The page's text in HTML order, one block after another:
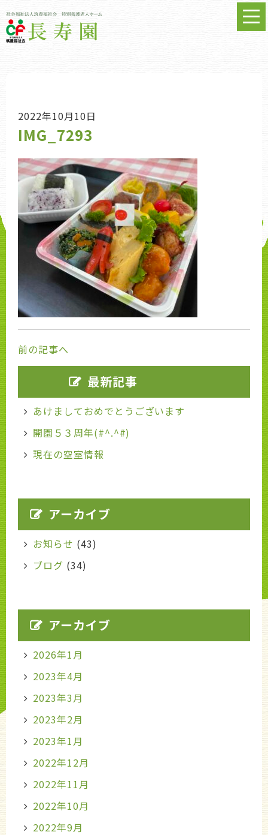
2022年10月10日
IMG_7293
前の記事へ
最新記事
あけましておめでとうございます
開園５３周年(#^.^#)
現在の空室情報
アーカイブ
お知らせ (43)
ブログ (34)
アーカイブ
2026年1月
2023年4月
2023年3月
2023年2月
2023年1月
2022年12月
2022年11月
2022年10月
2022年9月